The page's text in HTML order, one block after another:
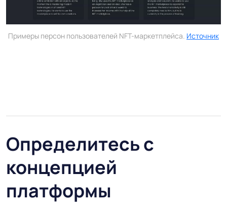
Примеры персон пользователей NFT-маркетплейса. Источник
Определитесь с
концепцией
платформы